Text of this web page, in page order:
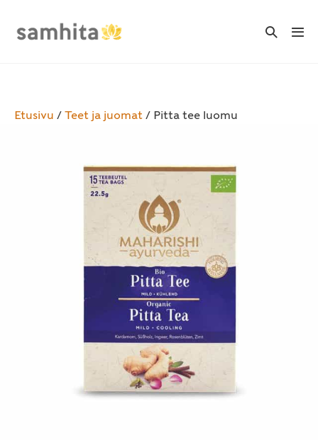
Search
Etusivu / Teet ja juomat / Pitta tee luomu